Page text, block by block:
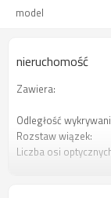
model
nieruchomość
Zawiera:
Odległość
Rozstaw wiązek:
Liczba osi